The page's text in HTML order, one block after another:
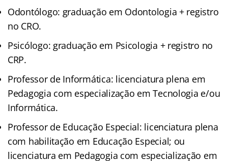
Odontólogo: graduação em Odontologia + registro
no CRO.
Psicólogo: graduação em Psicologia + registro no
CRP.
Professor de Informática: licenciatura plena em
Pedagogia com especialização em Tecnologia e/ou
Informática.
Professor de Educação Especial: licenciatura plena
com habilitação em Educação Especial; ou
licenciatura em Pedagogia com especialização em